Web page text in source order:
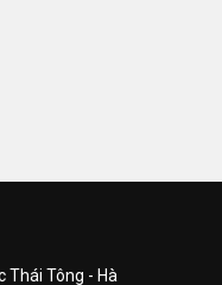
Thái Tông - Hà